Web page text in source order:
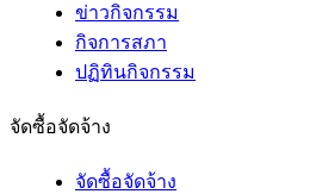
ข่าวกิจกรรม
กิจการสภา
ปฏิทินกิจกรรม
จัดซื้อจัดจ้าง
จัดซื้อจัดจ้าง